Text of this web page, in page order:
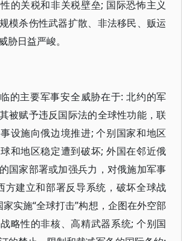
的关税和非关税壁垒; 国际恐怖主义
模杀伤性武器扩散、非法移民、贩运
胁日益严峻。
的主要军事安全威胁在于: 北约的军
被赋予违反国际法的全球性功能，联
设施向俄边境推进; 个别国家和地区
和地区稳定遭到破坏; 外国在邻近俄
国家部署或加强兵力，对俄施加军事
方建立和部署反导系统，破坏全球战
实施“全球打击”构想，企图在外空部
略性的非核、高精武器系统; 个别国